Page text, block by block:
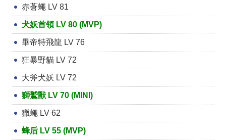
赤蒼蠅 LV 81
犬妖首領 LV 80 (MVP)
畢帝特飛龍 LV 76
狂暴野貓 LV 72
大斧犬妖 LV 72
獅鷲獸 LV 70 (MINI)
獵蠅 LV 62
蜂后 LV 55 (MVP)